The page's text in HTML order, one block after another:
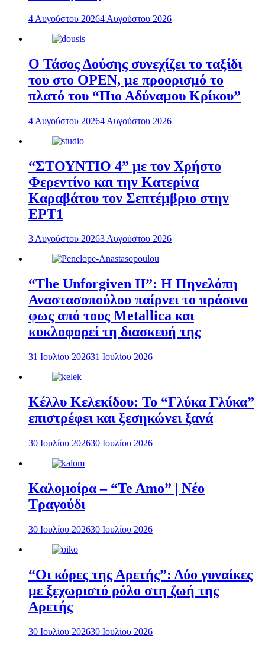
4 Αυγούστου 20264 Αυγούστου 2026
Ο Τάσος Δούσης συνεχίζει το ταξίδι
του στο OPEN, με προορισμό το
πλατό του “Πιο Αδύναμου Κρίκου”
4 Αυγούστου 20264 Αυγούστου 2026
“ΣΤΟΥΝΤΙΟ 4” με τον Χρήστο
Φερεντίνο και την Κατερίνα
Καραβάτου τον Σεπτέμβριο στην
ΕΡΤ1
3 Αυγούστου 20263 Αυγούστου 2026
“The Unforgiven II”: Η Πηνελόπη
Αναστασοπούλου παίρνει το πράσινο
φως από τους Metallica και
κυκλοφορεί τη διασκευή της
31 Ιουλίου 202631 Ιουλίου 2026
Κέλλυ Κελεκίδου: Το “Γλύκα Γλύκα”
επιστρέφει και ξεσηκώνει ξανά
30 Ιουλίου 202630 Ιουλίου 2026
Καλομοίρα – “Te Amo” | Νέο
Τραγούδι
30 Ιουλίου 202630 Ιουλίου 2026
“Οι κόρες της Αρετής”: Δύο γυναίκες
με ξεχωριστό ρόλο στη ζωή της
Αρετής
30 Ιουλίου 202630 Ιουλίου 2026